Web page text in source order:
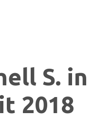
S. in
2018